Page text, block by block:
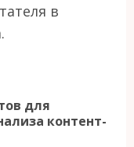
в
для
контент-